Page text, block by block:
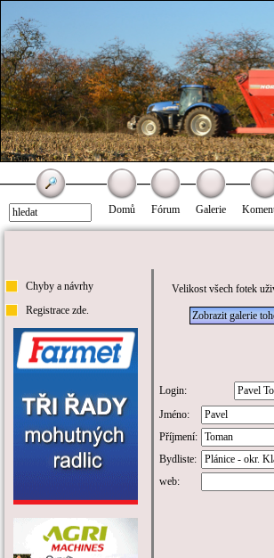
Domů Fórum Galerie
Chyby a návrhy
Registrace zde.
Velikost všech fotek
Zobrazit galerie
Login:
Jméno:
Příjmení:
Bydliste:
web: